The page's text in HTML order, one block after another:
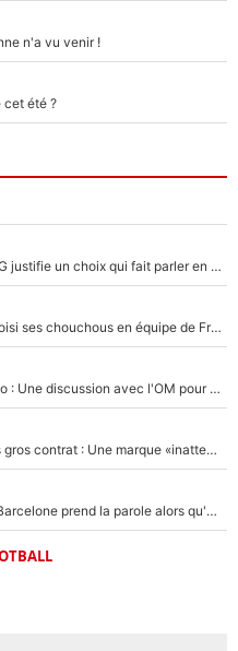
n'a vu venir !
cet été ?
Lucas Chevalier laissé de côté : Le PSG justifie un choix qui fait parler en plein mercato
Olise, Doué, Cherki… Zidane a déjà choisi ses chouchous en équipe de France ? L’IA annonce des surprises sans Kylian Mbappé !
Amine Gouiri est très inquiet du mercato : Une discussion avec l'OM pour acter son transfert !
Kylian Mbappé lâche Nike pour un très gros contrat : Une marque «inattendue» va frapper très fort
Ferran Torres a dit oui au PSG : Le FC Barcelone prend la parole alors qu'un transfert de l'attaquant espagnol prend forme